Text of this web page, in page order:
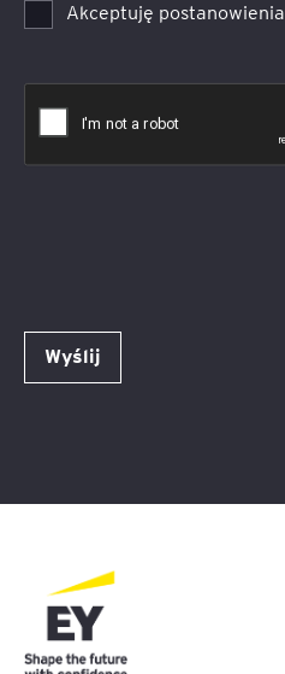
Akceptuję postanowienia
Wyślij